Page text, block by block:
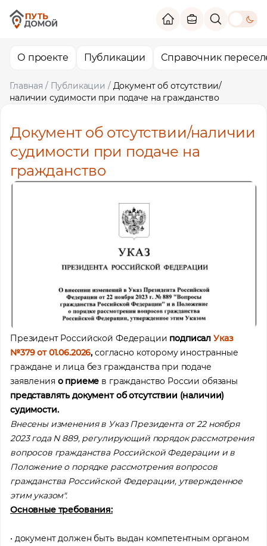
theme
О проекте Публикации Справочник
Главная / Публикации / Документ об отсутствии/
наличии судимости при подаче на гражданство
Документ об отсутствии/наличии
судимости при подаче на
гражданство
Президент Российской Федерации подписал Указ
№379 от 01.06.2026, согласно которому иностранные
граждане и лица без гражданства при подаче
заявления о приеме в гражданство России обязаны
представлять документ об отсутствии (наличии)
судимости.
Внесены изменения в Указ Президента от 22 ноября
2023 года N 889, регулирующий порядок рассмотрения
вопросов гражданства Российской Федерации и в
Положение о порядке рассмотрения вопросов
гражданства Российской Федерации, утвержденное
этим указом".
Основные требования:
• документ должен быть выдан компетентным органом